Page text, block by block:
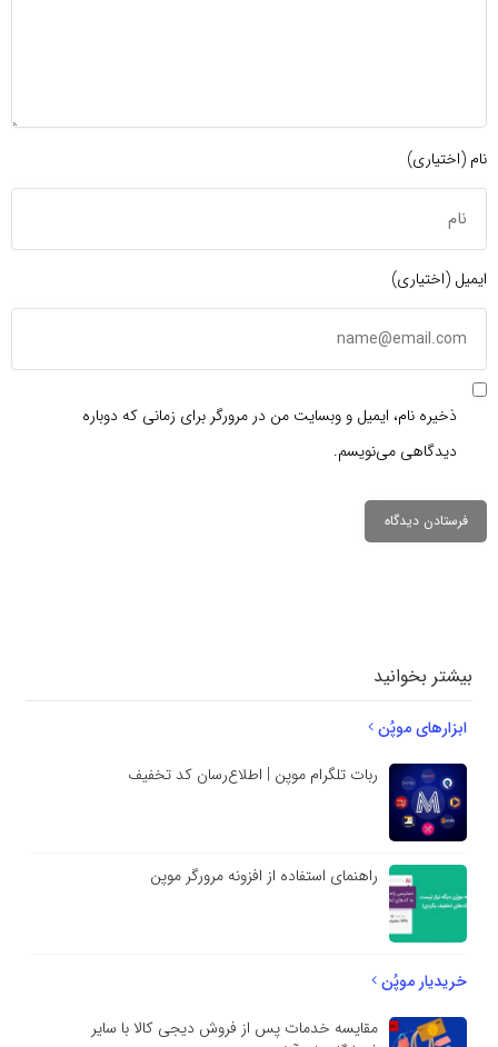
نام (اختیاری)
ایمیل (اختیاری)
ذخیره نام، ایمیل و وبسایت من در مرورگر برای زمانی که دوباره
دیدگاهی می‌نویسم.
بیشتر بخوانید
ابزارهای موپُن
ربات تلگرام موپن | اطلاع‌رسان کد تخفیف
راهنمای استفاده از افزونه مرورگر موپن
خریدیار موپُن
مقایسه خدمات پس از فروش دیجی کالا با سایر